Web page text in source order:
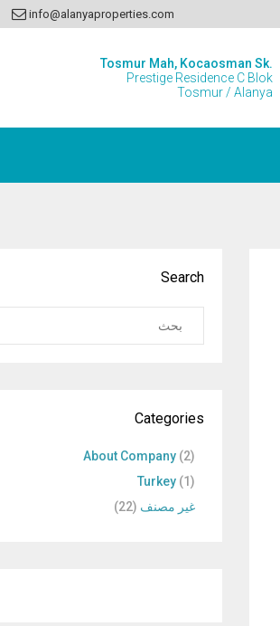
info@alanyaproperties.com
Tosmur Mah, Kocaosman Sk.
Prestige Residence C Blok
Tosmur / Alanya
Search
Categories
About Company (2)
Turkey (1)
غير مصنف (22)